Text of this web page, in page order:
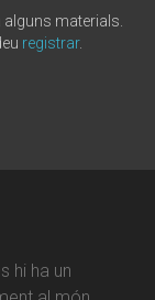
materials.
registrar.
hi ha un